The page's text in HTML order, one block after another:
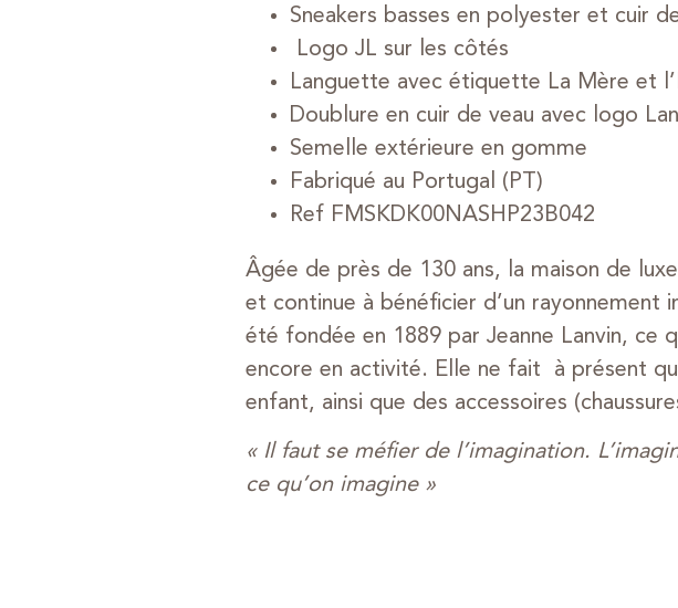
Sneakers basses en polyester et cuir
Logo JL sur les côtés
Languette avec étiquette La Mère et
Doublure en cuir de veau avec logo
Semelle extérieure en gomme
Fabriqué au Portugal (PT)
Ref FMSKDK00NASHP23B042
Âgée de près de 130 ans, la maison de
et continue à bénéficier d’un
été fondée en 1889 par Jeanne Lanvin, ce
encore en activité. Elle ne fait à présent
enfant, ainsi que des accessoires
« Il faut se méfier de l’imagination.
ce qu’on imagine »